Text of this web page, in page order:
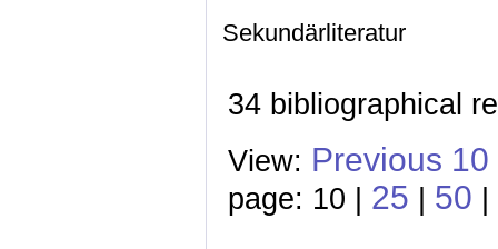
Sekundärliteratur
34 bibliographical
View: Previous 10
page: 10 | 25 | 50 |